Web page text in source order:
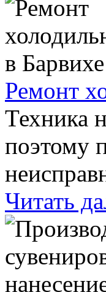
Ремонт
Техника
поэтому
Читать